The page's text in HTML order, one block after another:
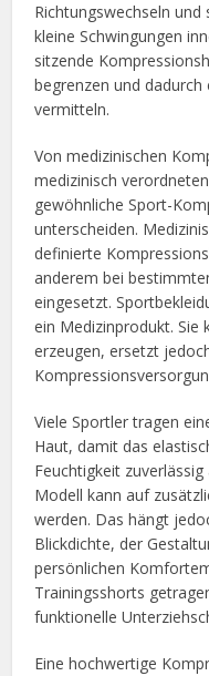
Richtungswechseln
kleine Schwingungen
sitzende
begrenzen und
vermitteln.
Von medizinischen
medizinisch
gewöhnliche Sport-
unterscheiden.
definierte
anderem bei
eingesetzt.
ein Medizinprodukt. Sie
erzeugen, ersetzt
Viele Sportler tragen
Haut, damit das
Feuchtigkeit
Modell kann auf
werden. Das hängt
Blickdichte, der
persönlichen
Trainingsshorts
funktionelle
Eine hochwertige